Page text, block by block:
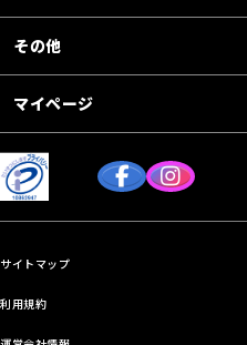
その他
マイページ
サイトマップ
利用規約